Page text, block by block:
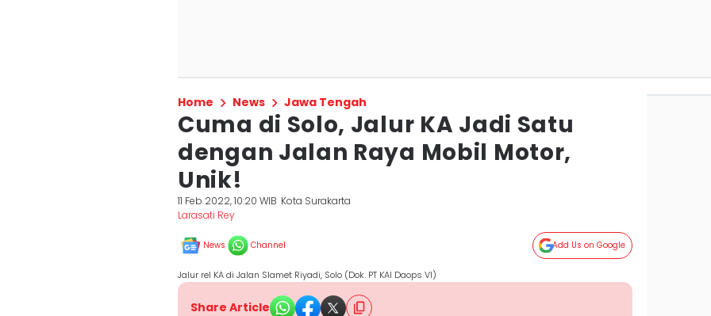
Home News Jawa Tengah
Cuma di Solo, Jalur KA Jadi Satu
dengan Jalan Raya Mobil Motor,
Unik!
11 Feb 2022, 10:20 WIB Kota Surakarta
Larasati Rey
News Channel Add Us on Google
Jalur rel KA di Jalan Slamet Riyadi, Solo (Dok. PT KAI Daops VI)
Share Article